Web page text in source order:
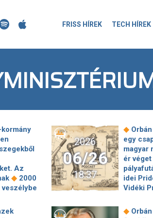
FRISS HÍREK TECH HÍREK
Az
◆ 2000
2026
06/26
18:37
◆
egy
magyar
ér
idei
Vidéki
Viktor
◆